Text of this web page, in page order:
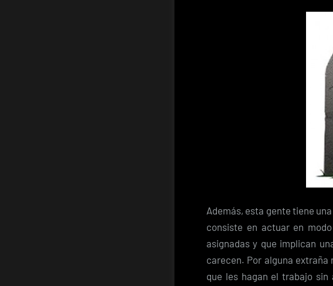
Además, esta gente tiene
consiste en actuar en
asignadas y que implican
carecen. Por alguna extraña
que les hagan el trabajo sin